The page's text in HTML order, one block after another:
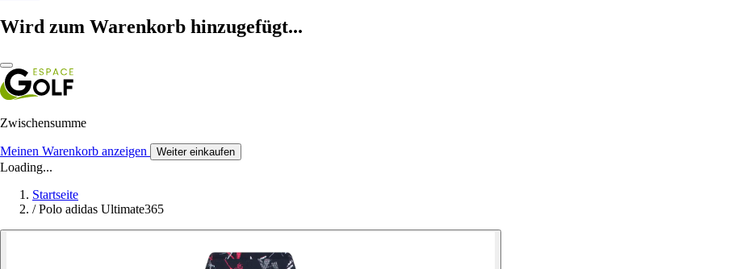
Wird zum Warenkorb hinzugefügt...
Zwischensumme
Meinen Warenkorb anzeigen Weiter einkaufen
Loading...
Startseite
/ Polo adidas Ultimate365